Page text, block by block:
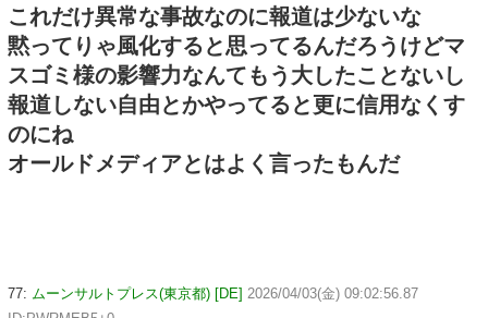
これだけ異常な事故なのに報道は少ないな
黙ってりゃ風化すると思ってるんだろうけどマ
スゴミ様の影響力なんてもう大したことないし
報道しない自由とかやってると更に信用なくす
のにね
オールドメディアとはよく言ったもんだ
77: ムーンサルトプレス(東京都) [DE] 2026/04/03(金) 09:02:56.87